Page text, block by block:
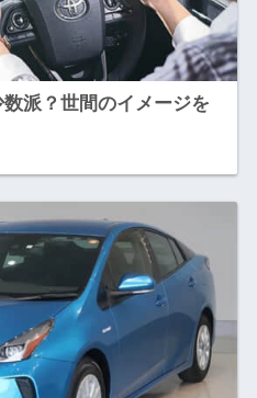
派？世間のイメージを